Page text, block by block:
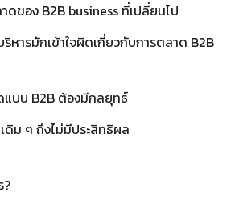
ดของ B2B business ที่เปลี่ยนไป
หารมักเข้าใจผิดเกี่ยวกับการตลาด B2B
แบบ B2B ต้องมีกลยุทธ์
ดิม ๆ ถึงไม่มีประสิทธิผล
?